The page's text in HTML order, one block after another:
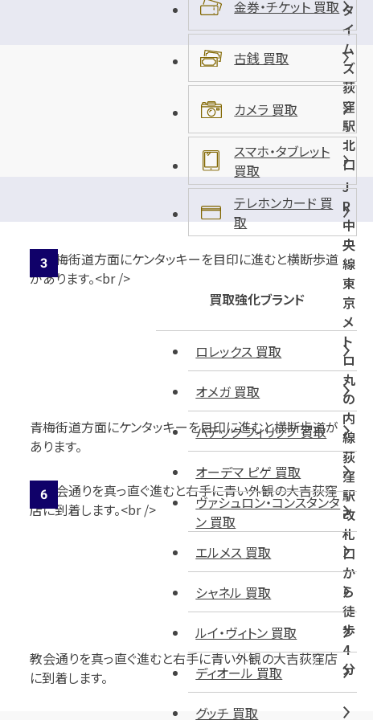
タ
イ
ム
ズ
荻
窪
駅
北
口
第
2
J
R
中
央
線
東
京
メ
ト
ロ
丸
の
内
線
荻
窪
駅
改
札
口
か
ら
徒
歩
4
分
青梅街道方面にケンタッキーを目印に進むと横断歩道が
あります。
教会通りを真っ直ぐ進むと右手に青い外観の大吉荻窪店
に到着します。
金券・チケット 買取
古銭 買取
カメラ 買取
スマホ・タブレット
買取
テレホンカード 買
取
買取強化ブランド
ロレックス 買取
オメガ 買取
パテック フィリップ 買取
オーデマ ピゲ 買取
ヴァシュロン・コンスタンタ
ン 買取
エルメス 買取
シャネル 買取
ルイ・ヴィトン 買取
ディオール 買取
グッチ 買取